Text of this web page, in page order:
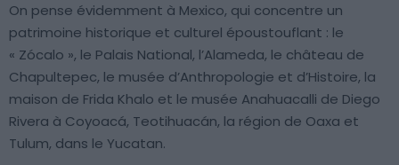
On pense évidemment à Mexico, qui concentre un
patrimoine historique et culturel époustouflant : le
« Zócalo », le Palais National, l’Alameda, le château de
Chapultepec, le musée d’Anthropologie et d’Histoire, la
maison de Frida Khalo et le musée Anahuacalli de Diego
Rivera à Coyoacá, Teotihuacán, la région de Oaxa et
Tulum, dans le Yucatan.